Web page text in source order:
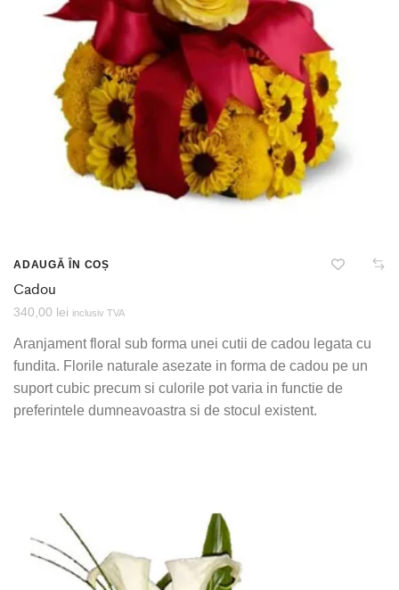
ADAUGĂ ÎN COȘ
Cadou
340,00 lei inclusiv TVA
Aranjament floral sub forma unei cutii de cadou legata cu
fundita. Florile naturale asezate in forma de cadou pe un
suport cubic precum si culorile pot varia in functie de
preferintele dumneavoastra si de stocul existent.